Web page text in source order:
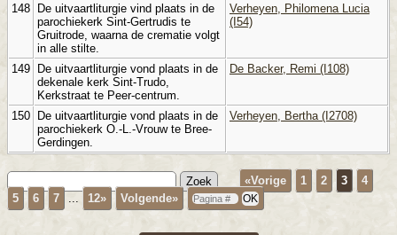
148
De uitvaartliturgie vind plaats in de
parochiekerk Sint-Gertrudis te
Gruitrode, waarna de crematie volgt
in alle stilte.
Verheyen, Philomena Lucia
(I54)
149
De uitvaartliturgie vond plaats in de
dekenale kerk Sint-Trudo,
Kerkstraat te Peer-centrum.
De Backer, Remi (I108)
150
De uitvaartliturgie vond plaats in de
parochiekerk O.-L.-Vrouw te Bree-
Gerdingen.
Verheyen, Bertha (I2708)
«Vorige 1 2 3
4
5
6 7 12» Volgende»